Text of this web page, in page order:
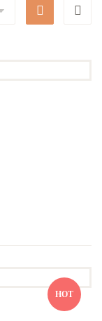
HOT